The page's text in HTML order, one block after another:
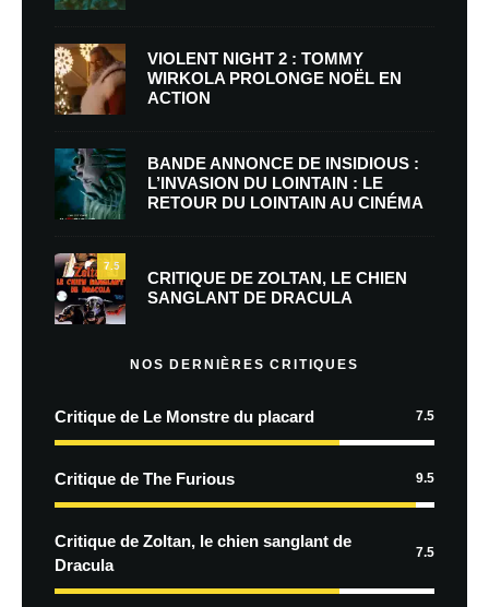
VIOLENT NIGHT 2 : TOMMY
WIRKOLA PROLONGE NOËL EN
ACTION
BANDE ANNONCE DE INSIDIOUS :
L’INVASION DU LOINTAIN : LE
RETOUR DU LOINTAIN AU CINÉMA
7.5
CRITIQUE DE ZOLTAN, LE CHIEN
SANGLANT DE DRACULA
NOS DERNIÈRES CRITIQUES
Critique de Le Monstre du placard 7.5
Critique de The Furious 9.5
Critique de Zoltan, le chien sanglant de
Dracula
7.5